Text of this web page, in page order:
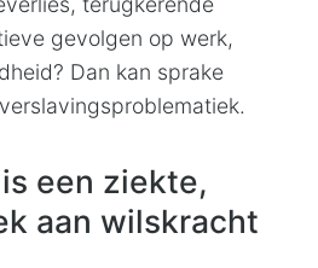
gevolgen op werk,
Dan kan sprake
een ziekte,
aan wilskracht